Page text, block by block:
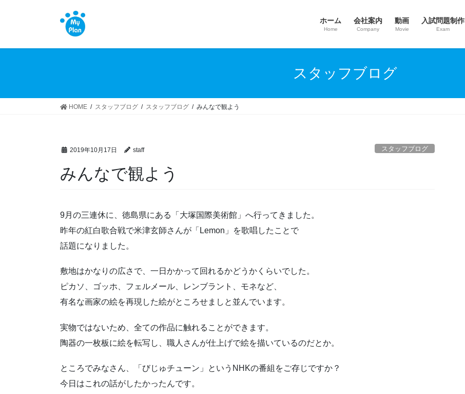
ホーム
Home
会社案内
Company
動画
Movie
入試問題制作
Exam
スタッフブログ
HOME スタッフブログ スタッフブログ みんなで観よう
2019年10月17日 staff スタッフブログ
みんなで観よう
9月の三連休に、徳島県にある「大塚国際美術館」へ行ってきました。
昨年の紅白歌合戦で米津玄師さんが「Lemon」を歌唱したことで
話題になりました。
敷地はかなりの広さで、一日かかって回れるかどうかくらいでした。
ピカソ、ゴッホ、フェルメール、レンブラント、モネなど、
有名な画家の絵を再現した絵がところせましと並んでいます。
実物ではないため、全ての作品に触れることができます。
陶器の一枚板に絵を転写し、職人さんが仕上げで絵を描いているのだとか。
ところでみなさん、「びじゅチューン」というNHKの番組をご存じですか？
今日はこれの話がしたかったんです。